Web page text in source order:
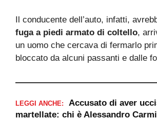
Il conducente dell’auto, infatti,
fuga a piedi armato di coltello,
un uomo che cercava di fermarlo
bloccato da alcuni passanti e dalle
LEGGI ANCHE:
Accusato di aver
martellate: chi è Alessandro